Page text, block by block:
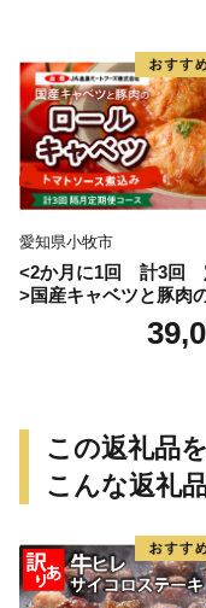
愛知県小牧市
<2か月に1回 計3回
>国産キャベツと豚肉
ルキャベツ（4P入り）
この返礼品
こんな返礼